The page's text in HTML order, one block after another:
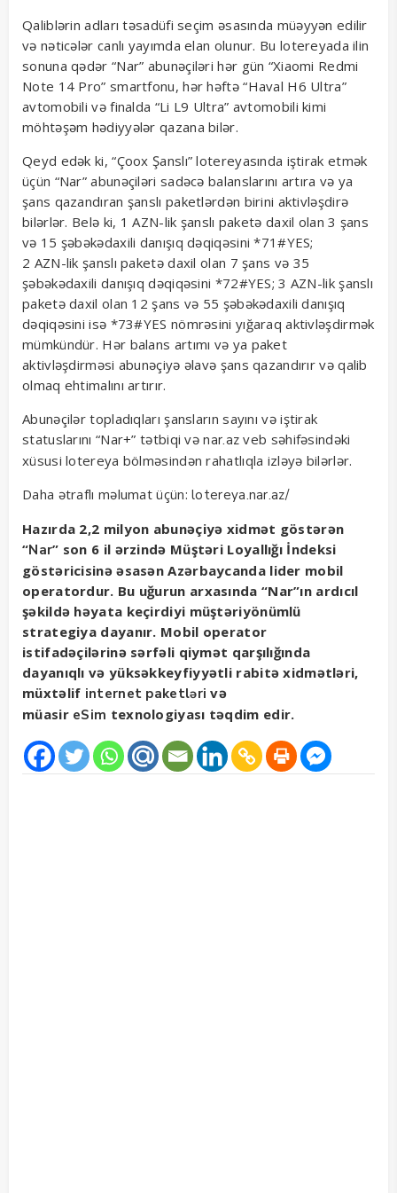
Qaliblərin adları təsadüfi seçim əsasında müəyyən edilir
və nəticələr canlı yayımda elan olunur. Bu lotereyada ilin
sonuna qədər “Nar” abunəçiləri hər gün “Xiaomi Redmi
Note 14 Pro” smartfonu, hər həftə “Haval H6 Ultra”
avtomobili və finalda “Li L9 Ultra” avtomobili kimi
möhtəşəm hədiyyələr qazana bilər.
Qeyd edək ki, “Çoox Şanslı” lotereyasında iştirak etmək
üçün “Nar” abunəçiləri sadəcə balanslarını artıra və ya
şans qazandıran şanslı paketlərdən birini aktivləşdirə
bilərlər. Belə ki, 1 AZN-lik şanslı paketə daxil olan 3 şans
və 15 şəbəkədaxili danışıq dəqiqəsini *71#YES;
2 AZN-lik şanslı paketə daxil olan 7 şans və 35
şəbəkədaxili danışıq dəqiqəsini *72#YES; 3 AZN-lik şanslı
paketə daxil olan 12 şans və 55 şəbəkədaxili danışıq
dəqiqəsini isə *73#YES nömrəsini yığaraq aktivləşdirmək
mümkündür. Hər balans artımı və ya paket
aktivləşdirməsi abunəçiyə əlavə şans qazandırır və qalib
olmaq ehtimalını artırır.
Abunəçilər topladıqları şansların sayını və iştirak
statuslarını “Nar+” tətbiqi vənar.az veb səhifəsindəki
xüsusi lotereya bölməsindən rahatlıqla izləyə bilərlər.
Daha ətraflı məlumat üçün:lotereya.nar.az/
Hazırda 2,2 milyon abunəçiyə xidmət göstərən
“Nar” son 6 il ərzində Müştəri Loyallığı İndeksi
göstəricisinə əsasən Azərbaycanda lider mobil
operatordur. Bu uğurun arxasında “Nar”ın ardıcıl
şəkildə həyata keçirdiyi müştəriyönümlü
strategiya dayanır. Mobil operator
istifadəçilərinə sərfəli qiymət qarşılığında
dayanıqlı və yüksəkkeyfiyyətli rabitə xidmətləri,
müxtəlif internet paketləri və
müasir eSim texnologiyası təqdim edir.